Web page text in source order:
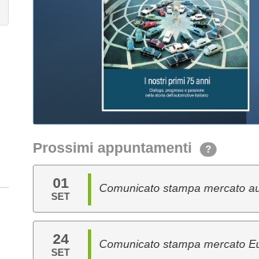
Prossimi appuntamenti ?
01
SET
Comunicato stampa mercato
24
SET
Comunicato stampa mercato